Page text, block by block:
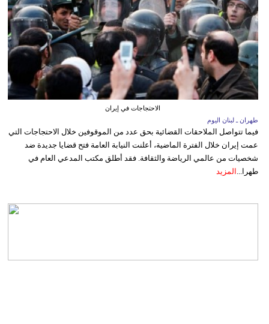
الاحتجاجات في إيران
طهران ـ لبنان اليوم
فيما تتواصل الملاحقات القضائية بحق عدد من الموقوفين خلال الاحتجاجات التي
عمت إيران خلال الفترة الماضية، أعلنت النيابة العامة فتح قضايا جديدة ضد
شخصيات من عالمي الرياضة والثقافة. فقد أطلق مكتب المدعي العام في
طهرا... المزيد